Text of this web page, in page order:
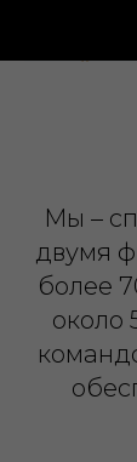
Мы –
двумя
более
около